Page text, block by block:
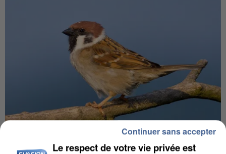
Le respect de votre vie privée est
Continuer sans accepter